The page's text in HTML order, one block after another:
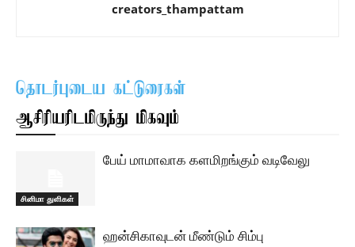
creators_thampattam
தொடர்புடைய கட்டுரைகள்
ஆசிரியரிடமிருந்து மிகவும்
சினிமா துளிகள்
பேய் மாமாவாக களமிறங்கும் வடிவேலு
ஹன்சிகாவுடன் மீண்டும் சிம்பு